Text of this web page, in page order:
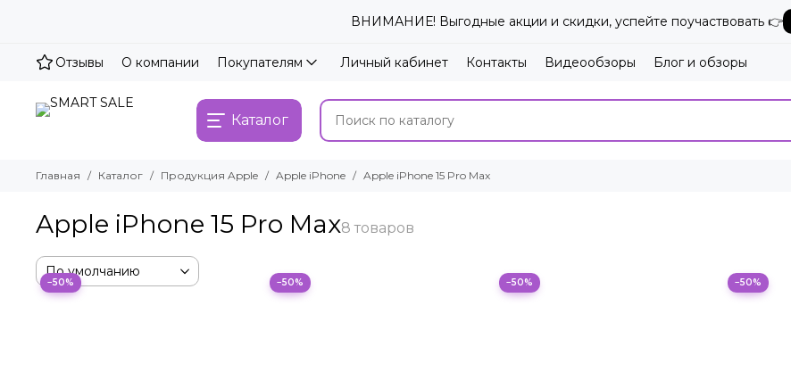
ВНИМАНИЕ! Выгодные акции и скидки, успейте поучаствовать 👉
Отзывы О компании Покупателям Личный кабинет Контакты Видеообзоры Блог и обзоры
Каталог
Главная Каталог Продукция Apple Apple iPhone Apple iPhone 15 Pro Max
Apple iPhone 15 Pro Max
−50% −50% −50% −50%